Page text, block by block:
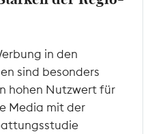
in den
sind besonders
hohen Nutzwert für
Media mit der